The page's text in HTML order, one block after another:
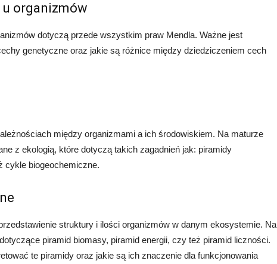
u organizmów
dotyczą przede wszystkim praw Mendla. Ważne jest
genetyczne oraz jakie są różnice między dziedziczeniem cech
między organizmami a ich środowiskiem. Na maturze
z ekologią, które dotyczą takich zagadnień jak: piramidy
cykle biogeochemiczne.
struktury i ilości organizmów w danym ekosystemie. Na
piramid biomasy, piramid energii, czy też piramid liczności.
te piramidy oraz jakie są ich znaczenie dla funkcjonowania